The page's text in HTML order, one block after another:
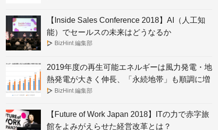
【Inside Sales Conference 2018】AI（人工知
能）でセールスの未来はどうなるか
BizHint 編集部
2019年度の再生可能エネルギーは風力発電・地
熱発電が大きく伸長、「永続地帯」も順調に増
加 BizHint 編集部
【Future of Work Japan 2018】ITの力で赤字旅
館をよみがえらせた経営改革とは？